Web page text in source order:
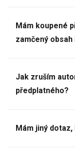
Mám koupené
zamčený
Jak zruším
předplatného?
Mám jiný